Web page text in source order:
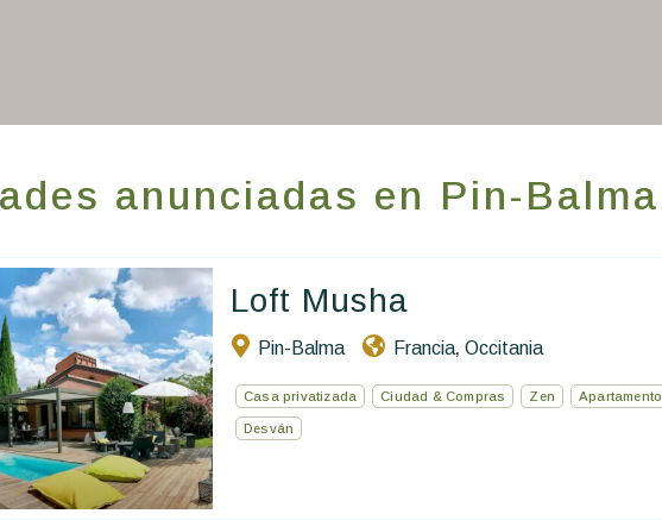
ES EN FR
anunciadas en Pin-Balma
Loft Musha
Pin-Balma Francia, Occitania
Casa privatizada Ciudad & Compras Zen Apartamento
Desván